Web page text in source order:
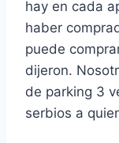
hay en cada
haber
puede
dijeron.
de parking 3
serbios a